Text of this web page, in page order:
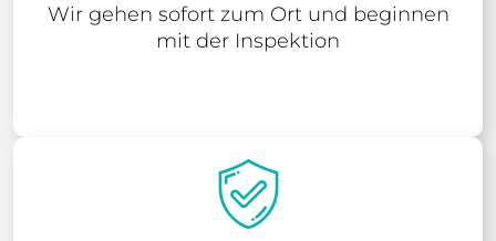
Wir gehen sofort zum Ort und beginnen
mit der Inspektion